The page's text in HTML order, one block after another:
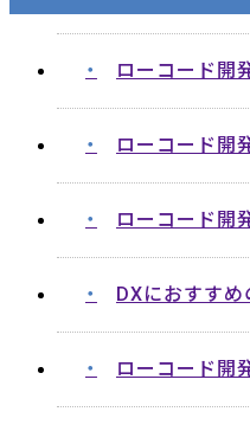
ローコード開
ローコード開
ローコード開
DXにおすす
ローコード開